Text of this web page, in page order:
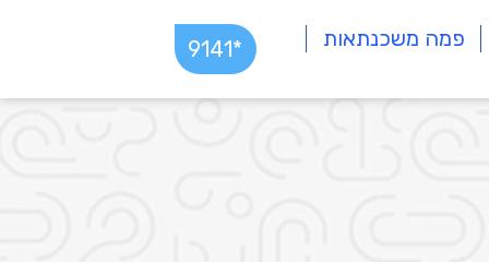
פמה משכנתאות *9141